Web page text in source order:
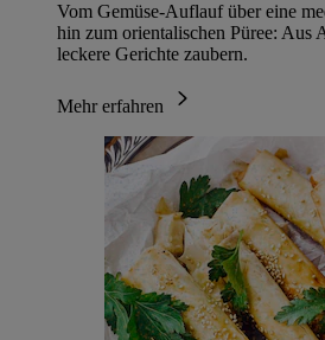
Vom Gemüse-Auflauf über eine
hin zum orientalischen Püree: Aus
leckere Gerichte zaubern.
Mehr erfahren